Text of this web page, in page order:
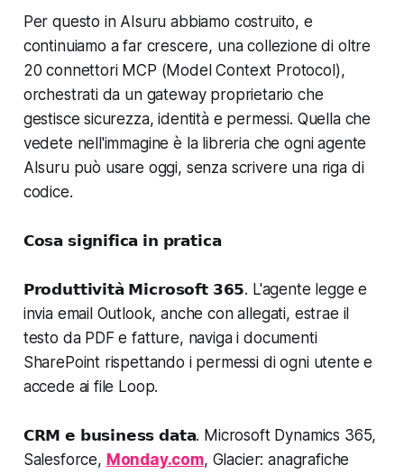
Per questo in AIsuru abbiamo costruito, e
continuiamo a far crescere, una collezione di oltre
20 connettori MCP (Model Context Protocol),
orchestrati da un gateway proprietario che
gestisce sicurezza, identità e permessi. Quella che
vedete nell'immagine è la libreria che ogni agente
AIsuru può usare oggi, senza scrivere una riga di
codice.
𝗖𝗼𝘀𝗮 𝘀𝗶𝗴𝗻𝗶𝗳𝗶𝗰𝗮 𝗶𝗻 𝗽𝗿𝗮𝘁𝗶𝗰𝗮
𝗣𝗿𝗼𝗱𝘂𝘁𝘁𝗶𝘃𝗶𝘁𝗮̀ 𝗠𝗶𝗰𝗿𝗼𝘀𝗼𝗳𝘁 𝟯𝟲𝟱. L'agente legge e
invia email Outlook, anche con allegati, estrae il
testo da PDF e fatture, naviga i documenti
SharePoint rispettando i permessi di ogni utente e
accede ai file Loop.
𝗖𝗥𝗠 𝗲 𝗯𝘂𝘀𝗶𝗻𝗲𝘀𝘀 𝗱𝗮𝘁𝗮. Microsoft Dynamics 365,
Salesforce, Monday.com, Glacier: anagrafiche